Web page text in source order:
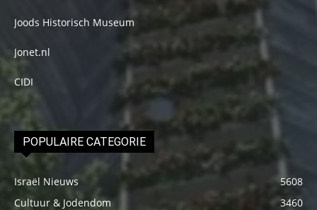
Joods Historisch Museum
Jonet.nl
CIDI
POPULAIRE CATEGORIE
Israël Nieuws
5608
Cultuur & Jodendom
3460